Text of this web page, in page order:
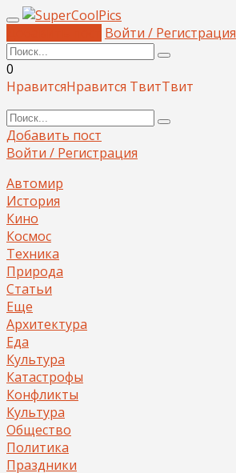
Войти / Регистрация
0
НравитсяНравится ТвитТвит
Добавить пост
Войти / Регистрация
Автомир
История
Кино
Космос
Техника
Природа
Статьи
Еще
Архитектура
Еда
Культура
Катастрофы
Конфликты
Культура
Общество
Политика
Праздники